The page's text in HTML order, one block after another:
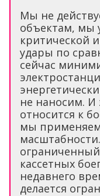
Мы не
объектам, мы
критической
удары по
сейчас
не наносим. И
относится к
мы
кассетных
недавнего
делается